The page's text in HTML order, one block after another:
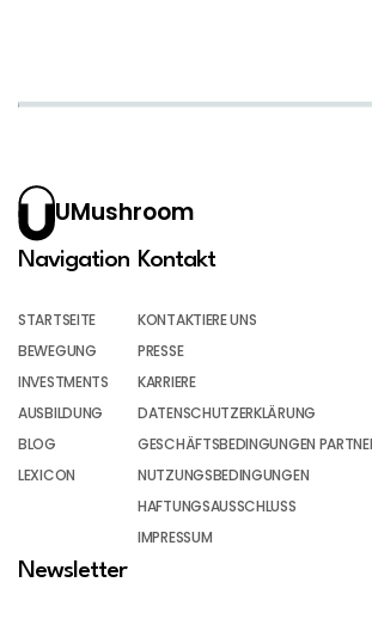
UMushroom
Navigation
STARTSEITE
BEWEGUNG
INVESTMENTS
AUSBILDUNG
BLOG
LEXICON
Kontakt
KONTAKTIERE UNS
PRESSE
KARRIERE
DATENSCHUTZERKLÄRUNG
GESCHÄFTSBEDINGUNGEN
NUTZUNGSBEDINGUNGEN
HAFTUNGSAUSSCHLUSS
IMPRESSUM
Newsletter